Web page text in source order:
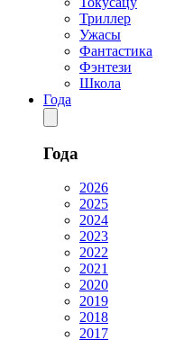
Триллер
Ужасы
Фантастика
Фэнтези
Школа
Года
Года
2026
2025
2024
2023
2022
2021
2020
2019
2018
2017